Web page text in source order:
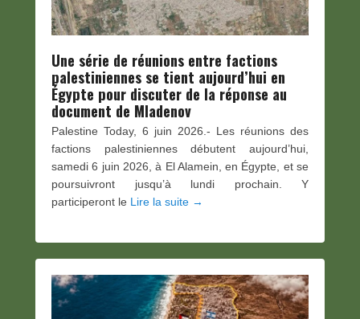
Une série de réunions entre factions
palestiniennes se tient aujourd’hui en
Égypte pour discuter de la réponse au
document de Mladenov
Palestine Today, 6 juin 2026.- Les réunions des
factions palestiniennes débutent aujourd’hui,
samedi 6 juin 2026, à El Alamein, en Égypte, et se
poursuivront jusqu’à lundi prochain. Y
participeront le Lire la suite →